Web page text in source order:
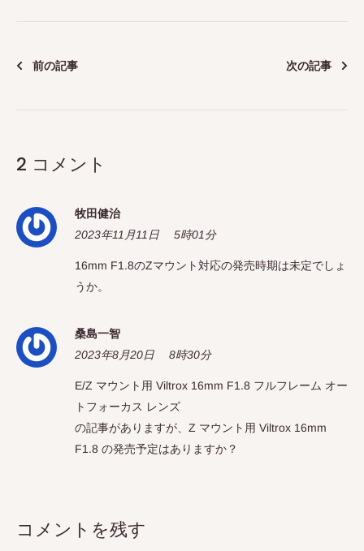
前の記事 次の記事
2 コメント
牧田健治
2023年11月11日 5時01分
16mm F1.8のZマウント対応の発売時期は未定でしょ
うか。
桑島一智
2023年8月20日 8時30分
E/Z マウント用 Viltrox 16mm F1.8 フルフレーム オー
トフォーカス レンズ
の記事がありますが、Z マウント用 Viltrox 16mm
F1.8 の発売予定はありますか？
コメントを残す